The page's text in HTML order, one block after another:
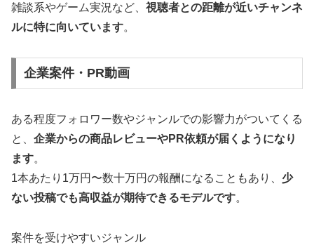
雑談系やゲーム実況など、 視聴者との距離が近いチャンネ
ルに特に向いています。
企業案件・PR動画
ある程度フォロワー数やジャンルでの影響力がついてくる
と、 企業からの商品レビューやPR依頼が届くようになり
ます。
1本あたり1万円〜数十万円の報酬になることもあり、 少
ない投稿でも高収益が期待できるモデルです。
案件を受けやすいジャンル